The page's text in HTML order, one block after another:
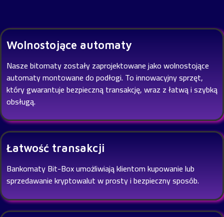
Wolnostojące automaty
Nasze bitomaty zostały zaprojektowane jako wolnostojące
automaty montowane do podłogi. To innowacyjny sprzęt,
który gwarantuje bezpieczną transakcję, wraz z łatwą i szybką
obsługą.
Łatwość transakcji
Bankomaty Bit-Box umożliwiają klientom kupowanie lub
sprzedawanie kryptowalut w prosty i bezpieczny sposób.